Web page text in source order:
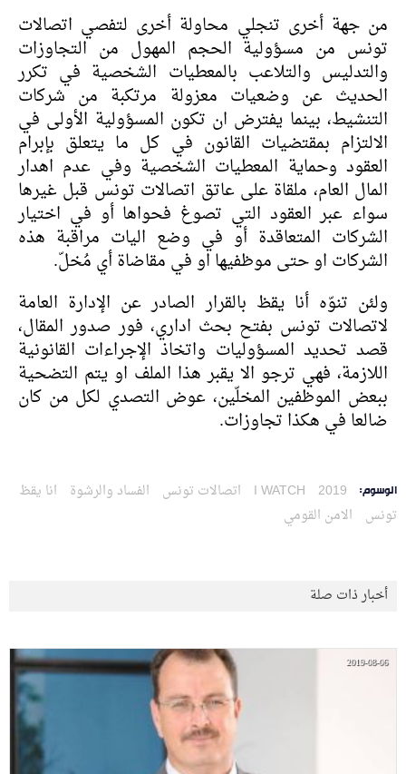
من جهة أخرى تنجلي محاولة أخرى لتفصي اتصالات
تونس من مسؤولية الحجم المهول من التجاوزات
والتدليس والتلاعب بالمعطيات الشخصية في تكرر
الحديث عن وضعيات معزولة مرتكبة من شركات
التنشيط، بينما يفترض ان تكون المسؤولية الأولى في
الالتزام بمقتضيات القانون في كل ما يتعلق بإبرام
العقود وحماية المعطيات الشخصية وفي عدم اهدار
المال العام، ملقاة على عاتق اتصالات تونس قبل غيرها
سواء عبر العقود التي تصوغ فحواها أو في اختيار
الشركات المتعاقدة أو في وضع اليات مراقبة هذه
الشركات او حتى موظفيها او في مقاضاة أي مُخلّ.
ولئن تنوّه أنا يقظ بالقرار الصادر عن الإدارة العامة
لاتصالات تونس بفتح بحث اداري، فور صدور المقال،
قصد تحديد المسؤوليات واتخاذ الإجراءات القانونية
اللازمة، فهي ترجو الا يقبر هذا الملف او يتم التضحية
ببعض الموظفين المخلّين، عوض التصدي لكل من كان
ضالعا في هكذا تجاوزات.
الوسوم: 2019
I WATCH اتصالات تونس الفساد والرشوة انا يقظ
تونس الامن القومي
أخبار ذات صلة
2019-08-06